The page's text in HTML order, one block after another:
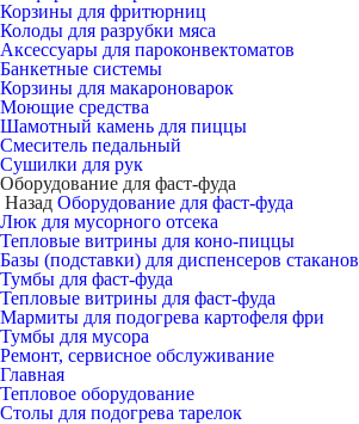
Корзины для фритюрниц
Колоды для разрубки мяса
Аксессуары для пароконвектоматов
Банкетные системы
Корзины для макароноварок
Моющие средства
Шамотный камень для пиццы
Смеситель педальный
Сушилки для рук
Оборудование для фаст-фуда
Назад Оборудование для фаст-фуда
Люк для мусорного отсека
Тепловые витрины для коно-пиццы
Базы (подставки) для диспенсеров стаканов
Тумбы для фаст-фуда
Тепловые витрины для фаст-фуда
Мармиты для подогрева картофеля фри
Тумбы для мусора
Ремонт, сервисное обслуживание
Главная
Тепловое оборудование
Столы для подогрева тарелок